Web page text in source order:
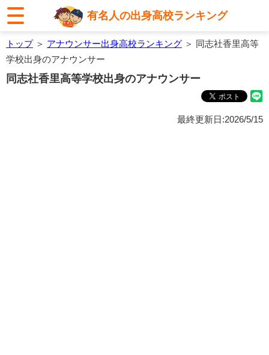
有名人の出身高校ランキング
トップ＞ アナウンサー出身高校ランキング ＞ 同志社香里高等
学校出身のアナウンサー
同志社香里高等学校出身のアナウンサー
最終更新日:2026/5/15